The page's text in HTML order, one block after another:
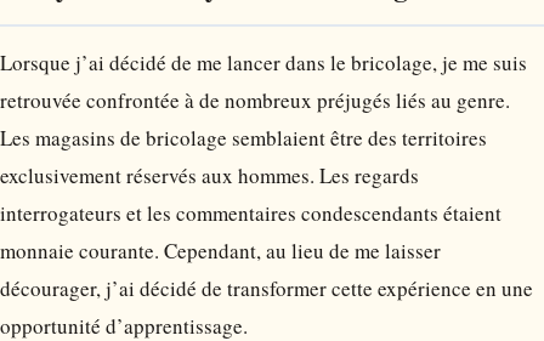
Lorsque j’ai décidé de me lancer dans le bricolage, je me suis
retrouvée confrontée à de nombreux préjugés liés au genre.
Les magasins de bricolage semblaient être des territoires
exclusivement réservés aux hommes. Les regards
interrogateurs et les commentaires condescendants étaient
monnaie courante. Cependant, au lieu de me laisser
décourager, j’ai décidé de transformer cette expérience en une
opportunité d’apprentissage.